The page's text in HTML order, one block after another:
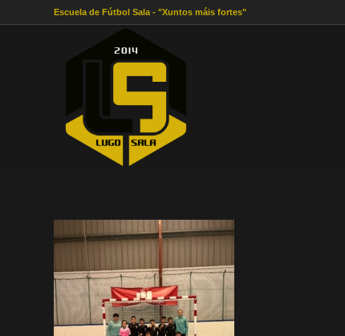
Escuela de Fútbol Sala - "Xuntos máis fortes"